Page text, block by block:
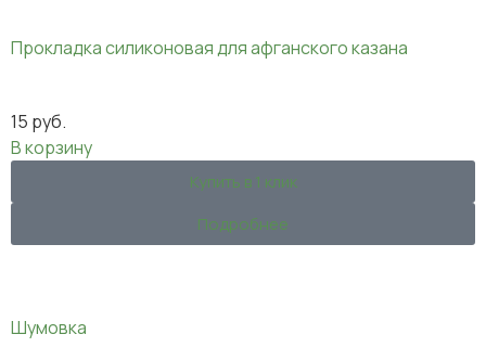
Прокладка силиконовая для афганского казана
15 руб.
В корзину
Купить в 1 клик
Подробнее
Шумовка